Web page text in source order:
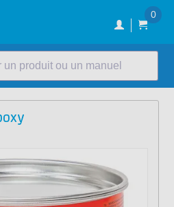
0
un produit ou un manuel